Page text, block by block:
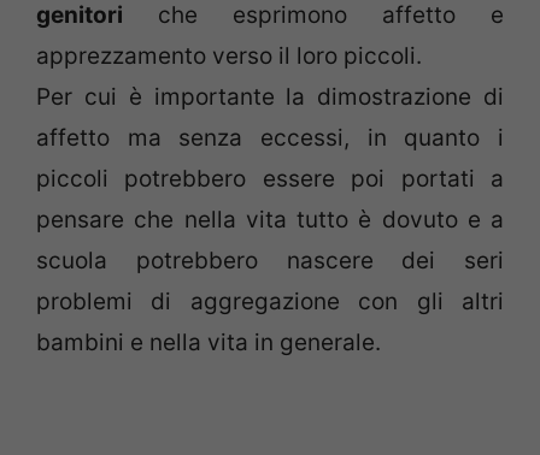
genitori che esprimono affetto e
apprezzamento verso il loro piccoli.
Per cui è importante la dimostrazione di
affetto ma senza eccessi, in quanto i
piccoli potrebbero essere poi portati a
pensare che nella vita tutto è dovuto e a
scuola potrebbero nascere dei seri
problemi di aggregazione con gli altri
bambini e nella vita in generale.